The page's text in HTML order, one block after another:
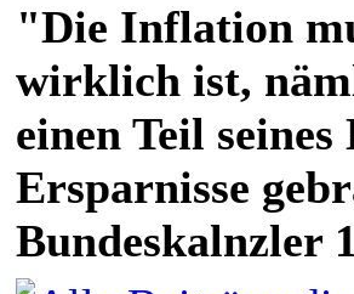
"Die Inflation
wirklich ist,
einen Teil
Ersparnisse
Bundeskalnzler